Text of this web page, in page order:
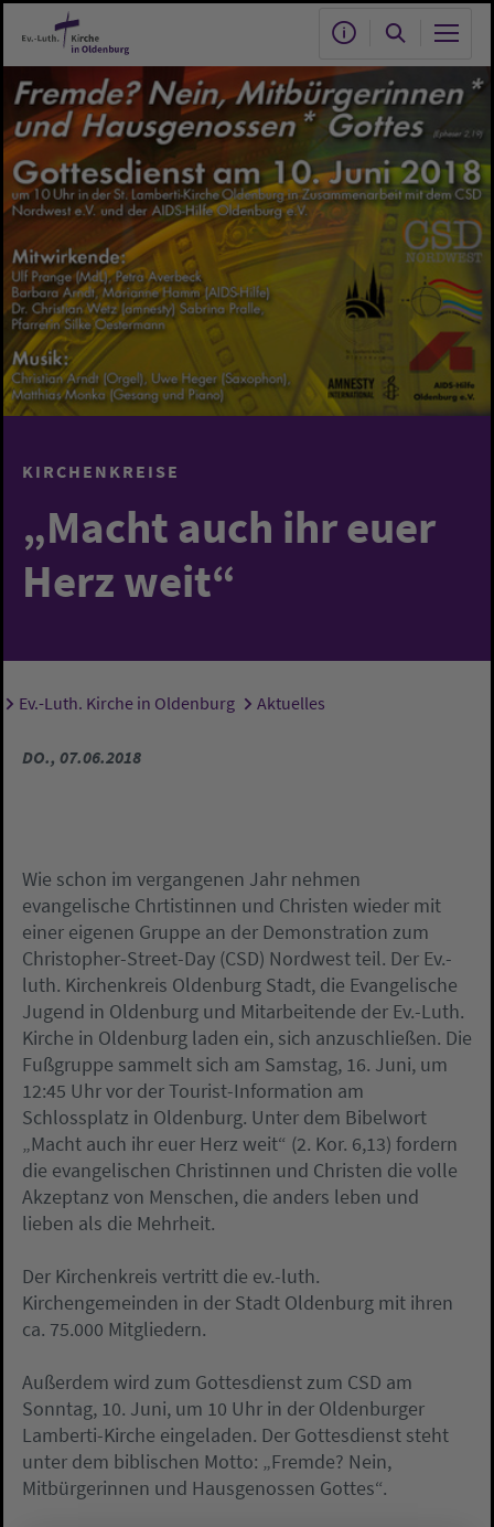
Zum Hauptinhalt springen
KIRCHENKREISE
„Macht auch ihr euer
Herz weit“
Sie sind hier:
Ev.-Luth. Kirche in Oldenburg Aktuelles
DO., 07.06.2018
Wie schon im vergangenen Jahr nehmen
evangelische Chrtistinnen und Christen wieder mit
einer eigenen Gruppe an der Demonstration zum
Christopher-Street-Day (CSD) Nordwest teil. Der Ev.-
luth. Kirchenkreis Oldenburg Stadt, die Evangelische
Jugend in Oldenburg und Mitarbeitende der Ev.-Luth.
Kirche in Oldenburg laden ein, sich anzuschließen. Die
Fußgruppe sammelt sich am Samstag, 16. Juni, um
12:45 Uhr vor der Tourist-Information am
Schlossplatz in Oldenburg. Unter dem Bibelwort
„Macht auch ihr euer Herz weit“ (2. Kor. 6,13) fordern
die evangelischen Christinnen und Christen die volle
Akzeptanz von Menschen, die anders leben und
lieben als die Mehrheit.
Der Kirchenkreis vertritt die ev.-luth.
Kirchengemeinden in der Stadt Oldenburg mit ihren
ca. 75.000 Mitgliedern.
Außerdem wird zum Gottesdienst zum CSD am
Sonntag, 10. Juni, um 10 Uhr in der Oldenburger
Lamberti-Kirche eingeladen. Der Gottesdienst steht
unter dem biblischen Motto: „Fremde? Nein,
Mitbürgerinnen und Hausgenossen Gottes“.